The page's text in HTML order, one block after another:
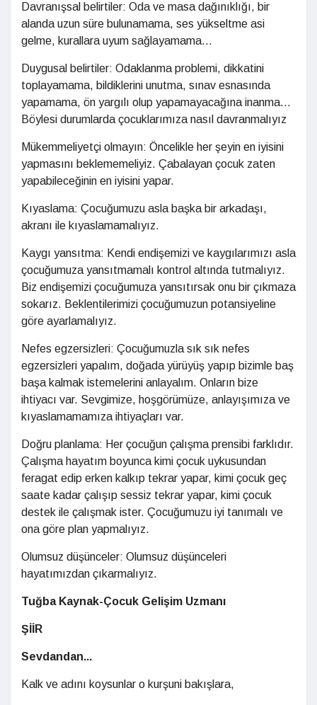
Davranışsal belirtiler: Oda ve masa dağınıklığı, bir
alanda uzun süre bulunamama, ses yükseltme asi
gelme, kurallara uyum sağlayamama...
Duygusal belirtiler: Odaklanma problemi, dikkatini
toplayamama, bildiklerini unutma, sınav esnasında
yapamama, ön yargılı olup yapamayacağına inanma...
Böylesi durumlarda çocuklarımıza nasıl davranmalıyız
Mükemmeliyetçi olmayın: Öncelikle her şeyin en iyisini
yapmasını beklememeliyiz. Çabalayan çocuk zaten
yapabileceğinin en iyisini yapar.
Kıyaslama: Çocuğumuzu asla başka bir arkadaşı,
akranı ile kıyaslamamalıyız.
Kaygı yansıtma: Kendi endişemizi ve kaygılarımızı asla
çocuğumuza yansıtmamalı kontrol altında tutmalıyız.
Biz endişemizi çocuğumuza yansıtırsak onu bir çıkmaza
sokarız. Beklentilerimizi çocuğumuzun potansiyeline
göre ayarlamalıyız.
Nefes egzersizleri: Çocuğumuzla sık sık nefes
egzersizleri yapalım, doğada yürüyüş yapıp bizimle baş
başa kalmak istemelerini anlayalım. Onların bize
ihtiyacı var. Sevgimize, hoşgörümüze, anlayışımıza ve
kıyaslamamamıza ihtiyaçları var.
Doğru planlama: Her çocuğun çalışma prensibi farklıdır.
Çalışma hayatım boyunca kimi çocuk uykusundan
feragat edip erken kalkıp tekrar yapar, kimi çocuk geç
saate kadar çalışıp sessiz tekrar yapar, kimi çocuk
destek ile çalışmak ister. Çocuğumuzu iyi tanımalı ve
ona göre plan yapmalıyız.
Olumsuz düşünceler: Olumsuz düşünceleri
hayatımızdan çıkarmalıyız.
Tuğba Kaynak-Çocuk Gelişim Uzmanı
ŞİİR
Sevdandan...
Kalk ve adını koysunlar o kurşuni bakışlara,